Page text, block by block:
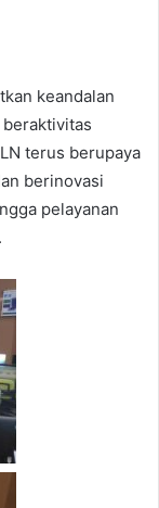
keandalan
terus berupaya
berinovasi
pelayanan